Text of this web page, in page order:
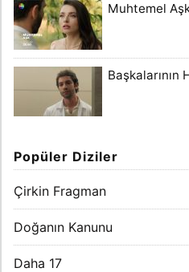
Muhtemel
Başkalarının
Popüler Diziler
Çirkin Fragman
Doğanın Kanunu
Daha 17